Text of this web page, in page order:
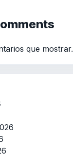
que mostrar.